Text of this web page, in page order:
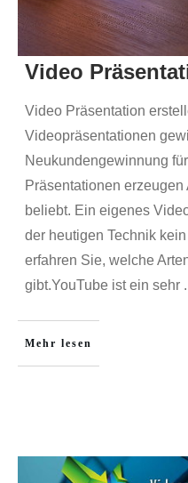
Video
Video Präsentation
Videopräsentationen
Neukundengewinnung
Präsentationen
beliebt. Ein eigenes
der heutigen Technik
erfahren Sie, welche
gibt.YouTube ist ein sehr
Mehr lesen